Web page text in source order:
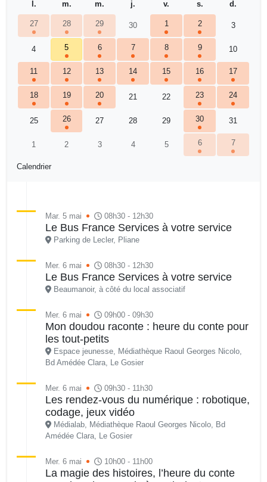
Calendrier
l. m. m. j. v. s. d.
27 28 29 30 1 2 3
4 5 6 7 8 9 10
11 12 13 14 15 16 17
18 19 20 21 22 23 24
25 26 27 28 29 30 31
1 2 3 4 5 6 7
Mar. 5 mai 08h30 - 12h30
Le Bus France Services à votre service
Parking de Lecler, Pliane
Mer. 6 mai 08h30 - 12h30
Le Bus France Services à votre service
Beaumanoir, à côté du local associatif
Mer. 6 mai 09h00 - 09h30
Mon doudou raconte : heure du conte pour
les tout-petits
Espace jeunesse, Médiathèque Raoul Georges Nicolo,
Bd Amédée Clara, Le Gosier
Mer. 6 mai 09h30 - 11h30
Les rendez-vous du numérique : robotique,
codage, jeux vidéo
Médialab, Médiathèque Raoul Georges Nicolo, Bd
Amédée Clara, Le Gosier
Mer. 6 mai 10h00 - 11h00
La magie des histoires, l’heure du conte